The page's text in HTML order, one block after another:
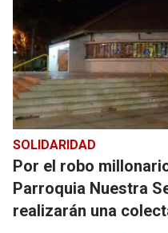
SOLIDARIDAD
Por el robo
Parroquia Nuestra
realizarán una